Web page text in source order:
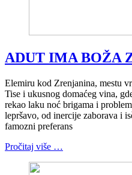
ADUT IMA BOŽA
Elemiru kod Zrenjanina, mestu
Tise i ukusnog domaćeg vina,
rekao laku noć brigama i
lepršavo, od inercije zaborava i
famozni preferans
Pročitaj više …